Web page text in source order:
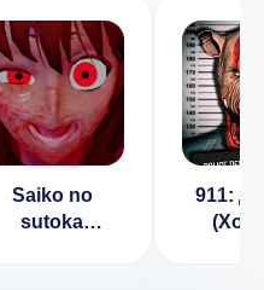
Saiko no
sutoka
911: